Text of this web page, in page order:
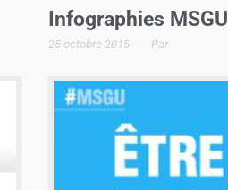
Infographies MSGU
25 octobre 2015 Par